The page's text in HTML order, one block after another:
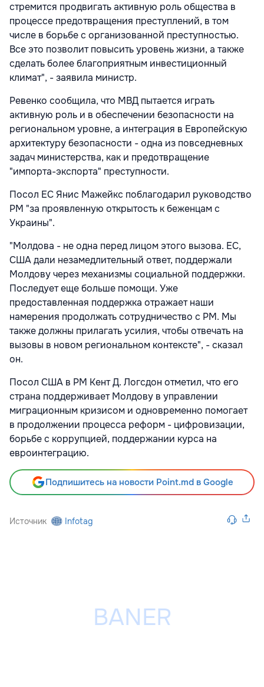
стремится продвигать активную роль общества в
процессе предотвращения преступлений, в том
числе в борьбе с организованной преступностью.
Все это позволит повысить уровень жизни, а также
сделать более благоприятным инвестиционный
климат", - заявила министр.
Ревенко сообщила, что МВД пытается играть
активную роль и в обеспечении безопасности на
региональном уровне, а интеграция в Европейскую
архитектуру безопасности - одна из повседневных
задач министерства, как и предотвращение
"импорта-экспорта" преступности.
Посол ЕС Янис Мажейкс поблагодарил руководство
РМ "за проявленную открытость к беженцам с
Украины".
"Молдова - не одна перед лицом этого вызова. ЕС,
США дали незамедлительный ответ, поддержали
Молдову через механизмы социальной поддержки.
Последует еще больше помощи. Уже
предоставленная поддержка отражает наши
намерения продолжать сотрудничество с РМ. Мы
также должны прилагать усилия, чтобы отвечать на
вызовы в новом региональном контексте", - сказал
он.
Посол США в РМ Кент Д. Логсдон отметил, что его
страна поддерживает Молдову в управлении
миграционным кризисом и одновременно помогает
в продолжении процесса реформ - цифровизации,
борьбе с коррупцией, поддержании курса на
евроинтеграцию.
Подпишитесь на новости Point.md в Google
Источник Infotag